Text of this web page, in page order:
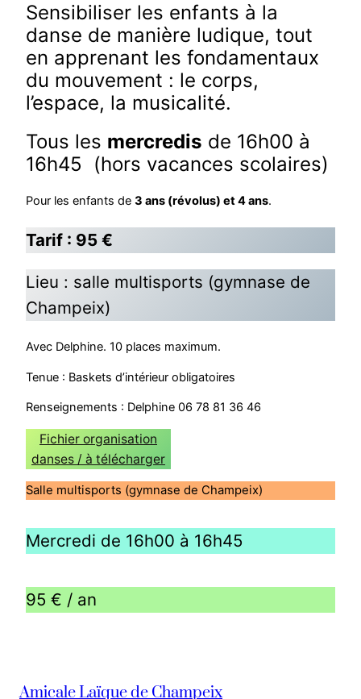
Sensibiliser les enfants à la
danse de manière ludique, tout
en apprenant les fondamentaux
du mouvement : le corps,
l’espace, la musicalité.
Tous les mercredis de 16h00 à
16h45 (hors vacances scolaires)
Pour les enfants de 3 ans (révolus) et 4 ans.
Tarif : 95 €
Lieu : salle multisports (gymnase de
Champeix)
Avec Delphine. 10 places maximum.
​Tenue : Baskets d’intérieur obligatoires
Renseignements : Delphine 06 78 81 36 46
Fichier organisation
danses / à télécharger
Salle multisports (gymnase de Champeix)
Mercredi de 16h00 à 16h45
95 € / an
Amicale Laïque de Champeix